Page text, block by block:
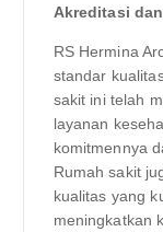
Akreditasi
RS Hermina
standar
sakit ini telah
layanan
komitmennya
Rumah sakit
kualitas yang
meningkatkan